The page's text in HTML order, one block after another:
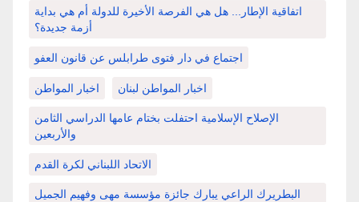
اتفاقية الإطار... هل هي الفرصة الأخيرة للدولة أم هي بداية
أزمة جديدة؟
اجتماع في دار فتوى طرابلس عن قانون العفو
اخبار المواطن اخبار المواطن لبنان
الإصلاح الإسلامية احتفلت بختام عامها الدراسي الثامن
والأربعين
الاتحاد اللبناني لكرة القدم
البطريرك الراعي يبارك جائزة مؤسسة مهى وفهيم الجميل